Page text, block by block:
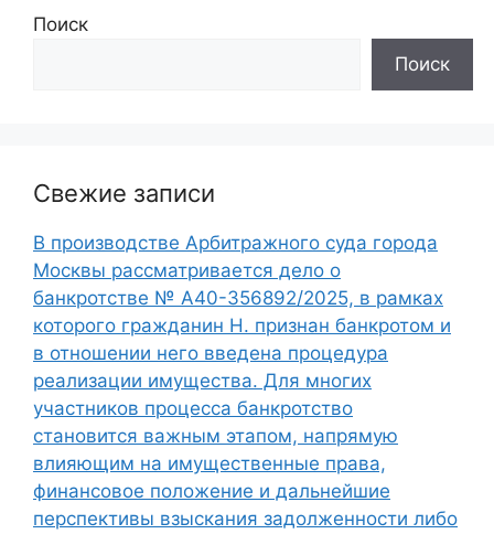
Поиск
Поиск
Свежие записи
В производстве Арбитражного суда города
Москвы рассматривается дело о
банкротстве № А40-356892/2025, в рамках
которого гражданин Н. признан банкротом и
в отношении него введена процедура
реализации имущества. Для многих
участников процесса банкротство
становится важным этапом, напрямую
влияющим на имущественные права,
финансовое положение и дальнейшие
перспективы взыскания задолженности либо